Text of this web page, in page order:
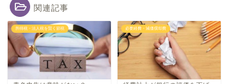
関連記事
所得税・法人税を賢く節税 必要経費・減価償却費